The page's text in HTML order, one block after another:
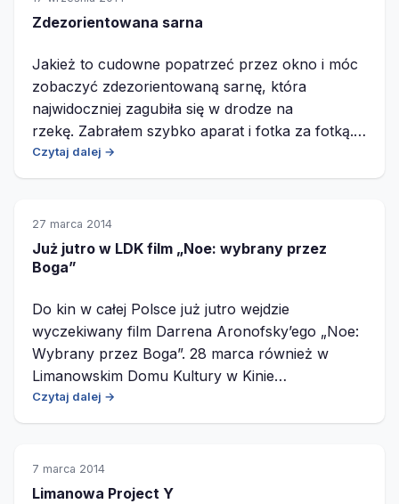
Zdezorientowana sarna
Jakież to cudowne popatrzeć przez okno i móc
zobaczyć zdezorientowaną sarnę, która
najwidoczniej zagubiła się w drodze na
rzekę. Zabrałem szybko aparat i fotka za fotką.…
Czytaj dalej →
27 marca 2014
Już jutro w LDK film „Noe: wybrany przez
Boga”
Do kin w całej Polsce już jutro wejdzie
wyczekiwany film Darrena Aronofsky’ego „Noe:
Wybrany przez Boga”. 28 marca również w
Limanowskim Domu Kultury w Kinie…
Czytaj dalej →
7 marca 2014
Limanowa Project Y